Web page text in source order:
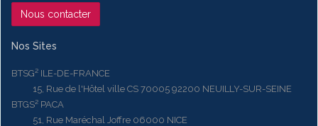
Nous contacter
Nos Sites
BTSG² ILE-DE-FRANCE
15, Rue de l'Hôtel ville CS 70005 92200 NEUILLY-SUR-SEINE
BTGS² PACA
51, Rue Maréchal Joffre 06000 NICE